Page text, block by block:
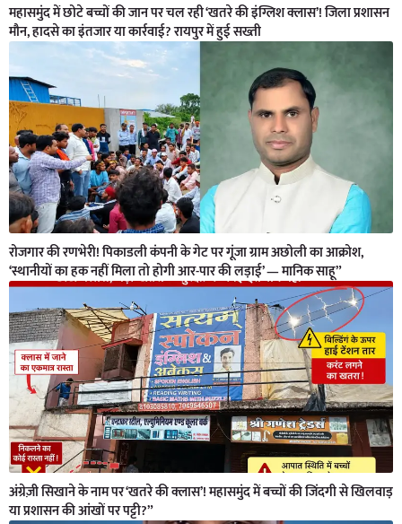
महासमुंद में छोटे बच्चों की जान पर चल रही ‘खतरे की इंग्लिश क्लास’! जिला प्रशासन
मौन, हादसे का इंतजार या कार्रवाई? रायपुर में हुई सख्ती
रोजगार की रणभेरी! पिकाडली कंपनी के गेट पर गूंजा ग्राम अछोली का आक्रोश,
‘स्थानीयों का हक नहीं मिला तो होगी आर-पार की लड़ाई’ — मानिक साहू”
अंग्रेज़ी सिखाने के नाम पर ‘खतरे की क्लास’! महासमुंद में बच्चों की जिंदगी से खिलवाड़
या प्रशासन की आंखों पर पट्टी?”